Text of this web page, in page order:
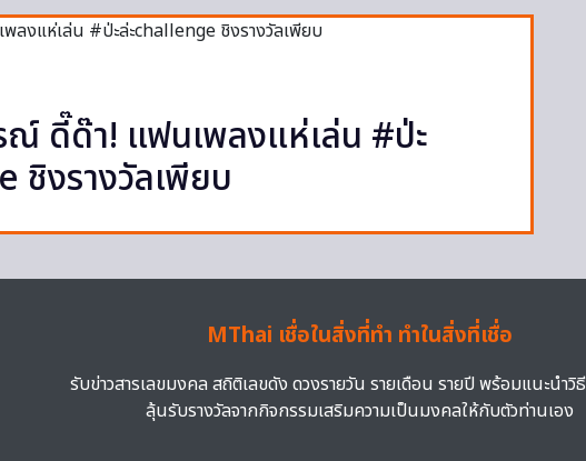
ดี๊ด๊า! แฟนเพลงแห่เล่น #ป่ะ
ชิงรางวัลเพียบ
MThai เชื่อในสิ่งที่ทำ ทำในสิ่งที่เชื่อ
รับข่าวสารเลขมงคล สถิติเลขดัง ดวงรายวัน รายเดือน รายปี พร้อมแนะนำวิ
ลุ้นรับรางวัลจากกิจกรรมเสริมความเป็นมงคลให้กับตัวท่านเอง